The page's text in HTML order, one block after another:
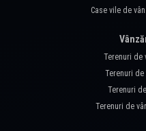
Case vile de
Terenuri de
Terenuri de
Terenuri
Terenuri de